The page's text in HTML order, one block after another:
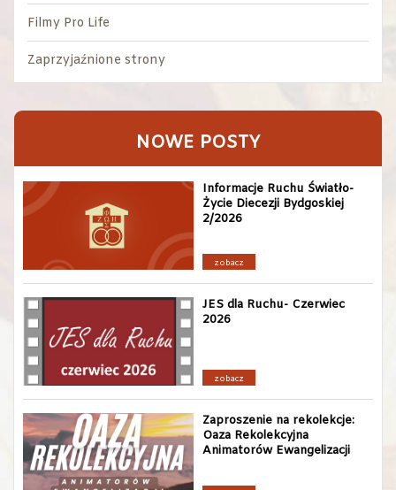
Filmy Pro Life
Zaprzyjaźnione strony
NOWE POSTY
Informacje Ruchu Światło-
Życie Diecezji Bydgoskiej
2/2026
zobacz
JES dla Ruchu- Czerwiec
2026
zobacz
Zaproszenie na rekolekcje:
Oaza Rekolekcyjna
Animatorów Ewangelizacji